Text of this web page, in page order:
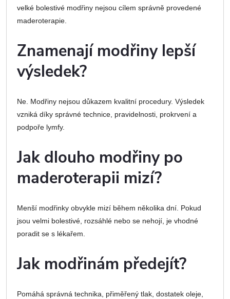
velké bolestivé modřiny nejsou cílem správně provedené
maderoterapie.
Znamenají modřiny lepší
výsledek?
Ne. Modřiny nejsou důkazem kvalitní procedury. Výsledek
vzniká díky správné technice, pravidelnosti, prokrvení a
podpoře lymfy.
Jak dlouho modřiny po
maderoterapii mizí?
Menší modřinky obvykle mizí během několika dní. Pokud
jsou velmi bolestivé, rozsáhlé nebo se nehojí, je vhodné
poradit se s lékařem.
Jak modřinám předejít?
Pomáhá správná technika, přiměřený tlak, dostatek oleje,